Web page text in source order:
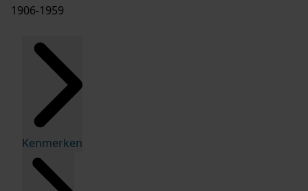
1906-1959
Kenmerken